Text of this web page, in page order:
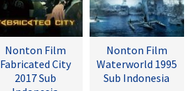
Nonton Film
Fabricated City
2017 Sub
Nonton Film
Waterworld 1995
Sub Indonesia